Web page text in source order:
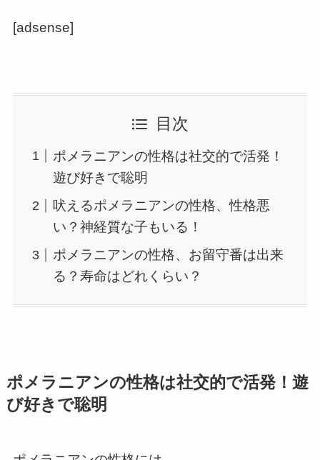
[adsense]
目次
ポメラニアンの性格は社交的で活発！
遊び好きで聡明
吠えるポメラニアンの性格、性格悪
い？神経質な子もいる！
ポメラニアンの性格、お留守番は出来
る？寿命はどれくらい？
ポメラニアンの性格は社交的で活発！遊
び好きで聡明